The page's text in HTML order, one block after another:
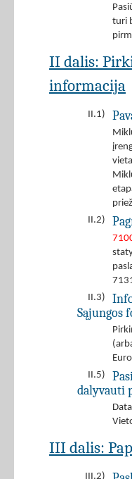
turi
II dalis:
informacija
II.1)
II.2)
II.3)
Sąjungos
II.5)
dalyvauti
III dalis:
III.2)